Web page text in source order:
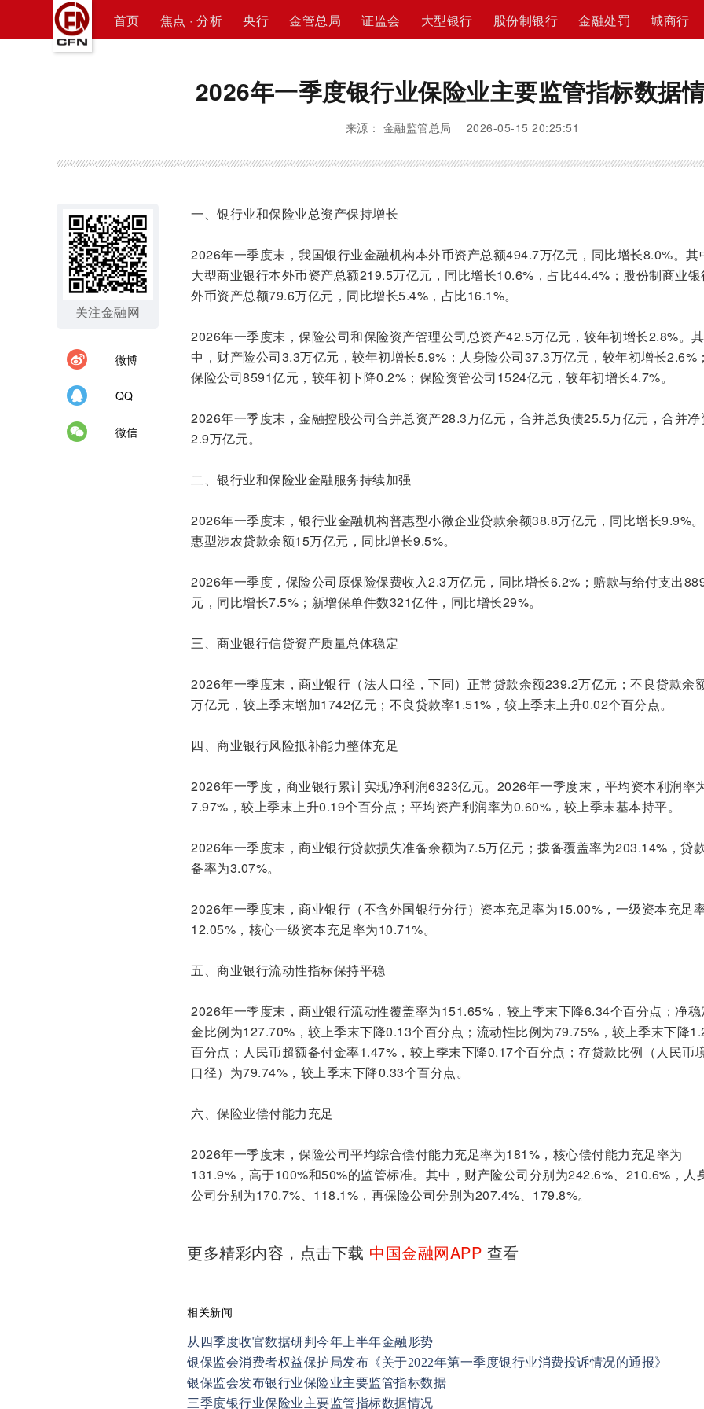
首页 焦点 · 分析 央行 金管总局 证监会 大型银行 股份制银行 金融处罚 城商行
2026年一季度银行业保险业主要监管指标数据
来源： 金融监管总局 2026-05-15 20:25:51
关注金融网
微博
QQ
微信
一、银行业和保险业总资产保持增长
2026年一季度末，我国银行业金融机构本外币资产总额494.7万亿元，同比增长8.0%。其
大型商业银行本外币资产总额219.5万亿元，同比增长10.6%，占比44.4%；股份制商业银
外币资产总额79.6万亿元，同比增长5.4%，占比16.1%。
2026年一季度末，保险公司和保险资产管理公司总资产42.5万亿元，较年初增长2.8%。其
中，财产险公司3.3万亿元，较年初增长5.9%；人身险公司37.3万亿元，较年初增长2.6%
保险公司8591亿元，较年初下降0.2%；保险资管公司1524亿元，较年初增长4.7%。
2026年一季度末，金融控股公司合并总资产28.3万亿元，合并总负债25.5万亿元，合并净
2.9万亿元。
二、银行业和保险业金融服务持续加强
2026年一季度末，银行业金融机构普惠型小微企业贷款余额38.8万亿元，同比增长9.9%
惠型涉农贷款余额15万亿元，同比增长9.5%。
2026年一季度，保险公司原保险保费收入2.3万亿元，同比增长6.2%；赔款与给付支出
元，同比增长7.5%；新增保单件数321亿件，同比增长29%。
三、商业银行信贷资产质量总体稳定
2026年一季度末，商业银行（法人口径，下同）正常贷款余额239.2万亿元；不良贷款余
万亿元，较上季末增加1742亿元；不良贷款率1.51%，较上季末上升0.02个百分点。
四、商业银行风险抵补能力整体充足
2026年一季度，商业银行累计实现净利润6323亿元。2026年一季度末，平均资本利润率
7.97%，较上季末上升0.19个百分点；平均资产利润率为0.60%，较上季末基本持平。
2026年一季度末，商业银行贷款损失准备余额为7.5万亿元；拨备覆盖率为203.14%，贷
备率为3.07%。
2026年一季度末，商业银行（不含外国银行分行）资本充足率为15.00%，一级资本充足
12.05%，核心一级资本充足率为10.71%。
五、商业银行流动性指标保持平稳
2026年一季度末，商业银行流动性覆盖率为151.65%，较上季末下降6.34个百分点；净稳
金比例为127.70%，较上季末下降0.13个百分点；流动性比例为79.75%，较上季末下降
百分点；人民币超额备付金率1.47%，较上季末下降0.17个百分点；存贷款比例（人民币
口径）为79.74%，较上季末下降0.33个百分点。
六、保险业偿付能力充足
2026年一季度末，保险公司平均综合偿付能力充足率为181%，核心偿付能力充足率为
131.9%，高于100%和50%的监管标准。其中，财产险公司分别为242.6%、210.6%，人
公司分别为170.7%、118.1%，再保险公司分别为207.4%、179.8%。
更多精彩内容，点击下载 中国金融网APP 查看
相关新闻
从四季度收官数据研判今年上半年金融形势
银保监会消费者权益保护局发布《关于2022年第一季度银行业消费投诉情况的通报》
银保监会发布银行业保险业主要监管指标数据
三季度银行业保险业主要监管指标数据情况